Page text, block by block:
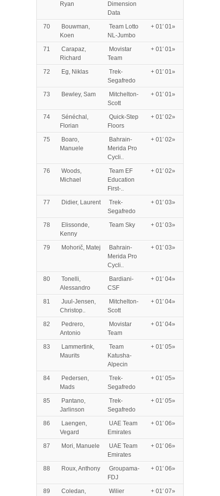
Ryan
Dimension
Data
70
Bouwman,
Koen
Team Lotto
NL-Jumbo
+ 01′ 01»
71
Carapaz,
Richard
Movistar
Team
+ 01′ 01»
72 Eg, Niklas
Trek-
Segafredo
+ 01′ 01»
73 Bewley, Sam
Mitchelton-
Scott
+ 01′ 01»
74
Sénéchal,
Florian
Quick-Step
Floors
+ 01′ 02»
75
Boaro,
Manuele
Bahrain-
Merida Pro
Cycli..
+ 01′ 02»
76
Woods,
Michael
Team EF
Education
First-..
+ 01′ 02»
77 Didier, Laurent
Trek-
Segafredo
+ 01′ 03»
78
Elissonde,
Kenny
Team Sky + 01′ 03»
79 Mohorič, Matej
Bahrain-
Merida Pro
Cycli..
+ 01′ 03»
80
Tonelli,
Alessandro
Bardiani-
CSF
+ 01′ 04»
81
Juul-Jensen,
Christop..
Mitchelton-
Scott
+ 01′ 04»
82
Pedrero,
Antonio
Movistar
Team
+ 01′ 04»
83
Lammertink,
Maurits
Team
Katusha-
Alpecin
+ 01′ 05»
84
Pedersen,
Mads
Trek-
Segafredo
+ 01′ 05»
85
Pantano,
Jarlinson
Trek-
Segafredo
+ 01′ 05»
86
Laengen,
Vegard
UAE Team
Emirates
+ 01′ 06»
87 Mori, Manuele
UAE Team
Emirates
+ 01′ 06»
88 Roux, Anthony
Groupama-
FDJ
+ 01′ 06»
89
Coledan,
Wilier
+ 01′ 07»